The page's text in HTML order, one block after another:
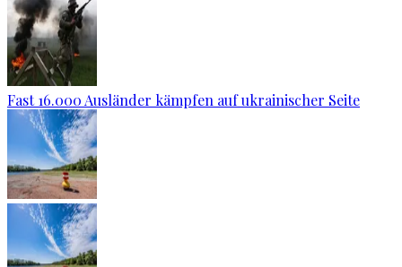
Fast 16.000 Ausländer kämpfen auf ukrainischer Seite